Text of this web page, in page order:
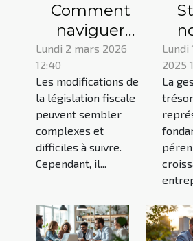
Comment
naviguer
dans les
modifications
récentes de
la législation
fiscale ?
Lundi 2 mars 2026
12:40
Les modifications de
la législation fiscale
peuvent sembler
complexes et
difficiles à suivre.
Cependant, il...
Lundi
2025
La